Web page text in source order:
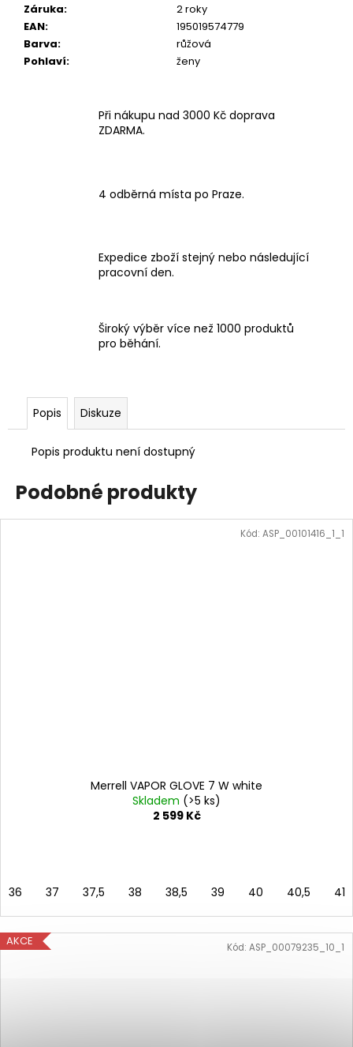
Záruka:
2 roky
EAN:
195019574779
Barva:
růžová
Pohlaví: ženy
Při nákupu nad 3000 Kč doprava
ZDARMA.
4 odběrná místa po Praze.
Expedice zboží stejný nebo následující
pracovní den.
Široký výběr více než 1000 produktů
pro běhání.
Popis Diskuze
Popis produktu není dostupný
Podobné produkty
Merrell VAPOR GLOVE 7 W white
Skladem (>5 ks)
2 599 Kč
36 37 37,5 38 38,5 39 40 40,5 41
Kód: ASP_00101416_1_1
AKCE Kód: ASP_00079235_10_1